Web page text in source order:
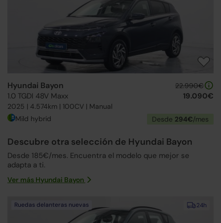
Hyundai Bayon
1.0 TGDI 48V Maxx
2025 | 4.574km | 100CV | Manual
22.990€
19.090€
Mild hybrid Desde 294€/mes
Descubre otra selección de Hyundai Bayon
Desde 185€/mes. Encuentra el modelo que mejor se
adapta a ti.
Ver más Hyundai Bayon
24h
Ruedas delanteras nuevas